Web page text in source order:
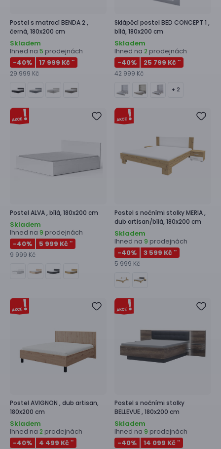
Postel s matracíBENDA 2 ,
černá, 180x200 cm
Skladem
Ihned na 5 prodejnách
-40% 17 999 Kč **
29 999 Kč
Sklápěcí postel BED CONCEPT 1 ,
bílá, 180x200 cm
Skladem
Ihned na 2 prodejnách
-40% 25 799 Kč **
42 999 Kč
+ 2
Postel ALVA , bílá, 180x200 cm
Skladem
Ihned na 9 prodejnách
-40% 5 999 Kč **
9 999 Kč
Postel s nočními stolkyMERIA ,
dub artisan/bílá, 180x200 cm
Skladem
Ihned na 9 prodejnách
-40% 3 599 Kč **
5 999 Kč
Postel AVIGNON , dub artisan,
180x200 cm
Skladem
Ihned na 2 prodejnách
-40% 4 499 Kč **
Postel s nočními stolky
BELLEVUE , 180x200 cm
Skladem
Ihned na 9 prodejnách
-40% 14 099 Kč **